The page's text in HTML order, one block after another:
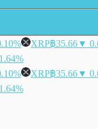
XRP฿35.66▼
XRP฿35.66▼